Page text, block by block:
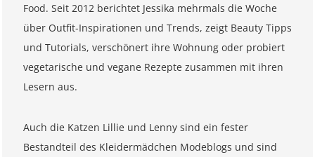
Food. Seit 2012 berichtet Jessika mehrmals die Woche
über Outfit-Inspirationen und Trends, zeigt Beauty Tipps
und Tutorials, verschönert ihre Wohnung oder probiert
vegetarische und vegane Rezepte zusammen mit ihren
Lesern aus.
Auch die Katzen Lillie und Lenny sind ein fester
Bestandteil des Kleidermädchen Modeblogs und sind